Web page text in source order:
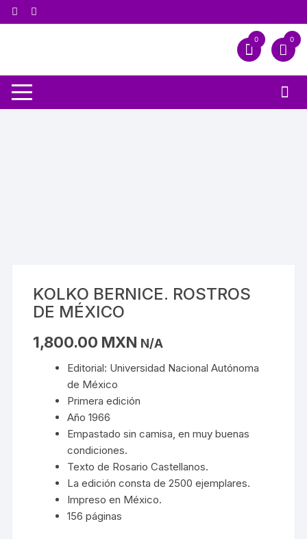
0 0
KOLKO BERNICE. ROSTROS
DE MÉXICO
1,800.00 MXN N/A
Editorial: Universidad Nacional Autónoma
de México
Primera edición
Año 1966
Empastado sin camisa, en muy buenas
condiciones.
Texto de Rosario Castellanos.
La edición consta de 2500 ejemplares.
Impreso en México.
156 páginas